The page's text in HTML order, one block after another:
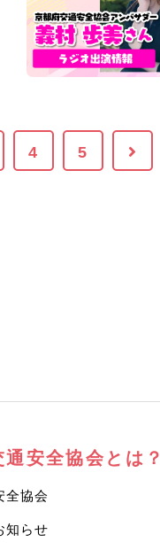
4 5
安全協会とは？
全協会
知らせ